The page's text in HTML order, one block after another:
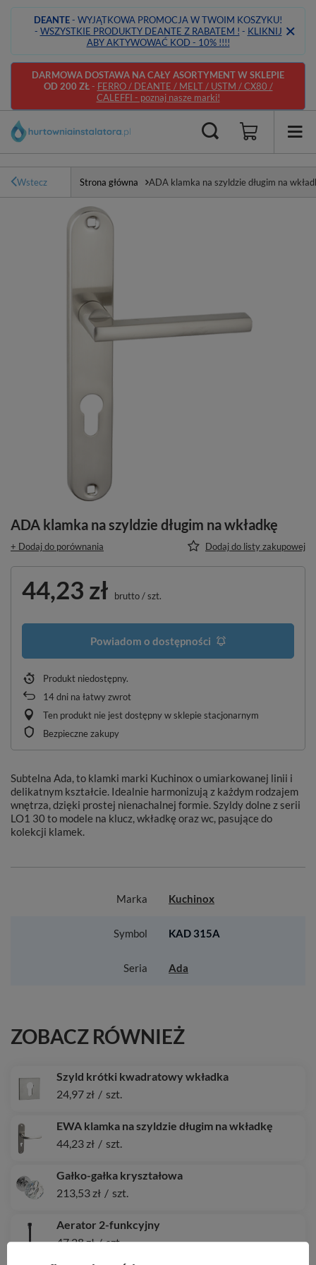
DEANTE- WYJĄTKOWA PROMOCJA W TWOIM KOSZYKU!
- WSZYSTKIE PRODUKTY DEANTE Z RABATEM ! - KLIKNIJ
ABY AKTYWOWAĆ KOD - 10% !!!!
DARMOWA DOSTAWA NA CAŁY ASORTYMENT W SKLEPIE
OD 200 ZŁ- FERRO / DEANTE / MELT / USTM / CX80 /
CALEFFI - poznaj nasze marki!
Wstecz Strona główna ADA klamka na szyldzie długim na
ADA klamka na szyldzie długim na wkładkę
+ Dodaj do porównania Dodaj do listy zakupowej
44,23 zł brutto/szt.
Powiadom o dostępności
Produkt niedostępny
14dni na łatwy zwrot
Ten produkt nie jest dostępny w sklepie stacjonarnym
Bezpieczne zakupy
Subtelna Ada, to klamki marki Kuchinox o umiarkowanej linii i
delikatnym kształcie. Idealnie harmonizują z każdym rodzajem
wnętrza, dzięki prostej nienachalnej formie. Szyldy dolne z serii
LO1 30 to modele na klucz, wkładkę oraz wc, pasujące do
kolekcji klamek.
Marka Kuchinox
Symbol KAD 315A
Seria Ada
ZOBACZ RÓWNIEŻ
Szyld krótki kwadratowy wkładka
24,97 zł / szt.
EWA klamka na szyldzie długim na wkładkę
44,23 zł / szt.
Gałko-gałka kryształowa
213,53 zł / szt.
Aerator 2-funkcyjny
47,28 zł / szt.